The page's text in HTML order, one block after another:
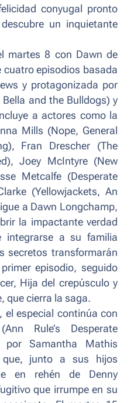
conyugal pronto
un inquietante
martes 8 con Dawn de
cuatro episodios basada
y protagonizada por
and the Bulldogs) y
a actores como la
Mills (Nope, General
Fran Drescher (The
Joey McIntyre (New
Metcalfe (Desperate
(Yellowjackets, An
a Dawn Longchamp,
la impactante verdad
integrarse a su familia
secretos transformarán
episodio, seguido
Hija del crepúsculo y
que cierra la saga.
el especial continúa con
Ann Rule’s Desperate
por Samantha Mathis
junto a sus hijos
en rehén de Denny
que irrumpe en su